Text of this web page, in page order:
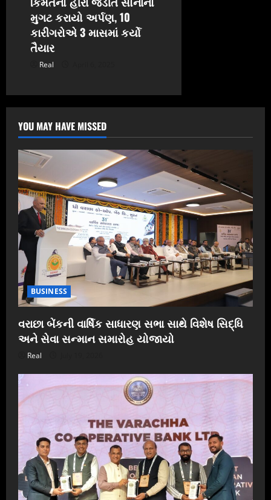
મુગટ કરાયો અર્પણ, 10
કારીગરોએ 3 માસમાં કર્યો
તૈયાર
Real
YOU MAY HAVE MISSED
BUSINESS
વરાછા બેંકની વાર્ષિક સાધારણ સભા સાથે વિશેષ સિદ્ધિ
અને સેવા સન્માન સમારોહ યોજાયો
Real